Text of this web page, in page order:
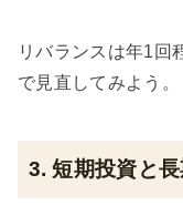
リバランスは年1回
で見直してみよう。
3. 短期投資と